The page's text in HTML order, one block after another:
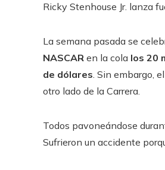
Ricky Stenhouse Jr. lanza
La semana pasada se
NASCAR en la cola los 20
de dólares. Sin embargo,
otro lado de la Carrera.
Todos pavoneándose
Sufrieron un accidente